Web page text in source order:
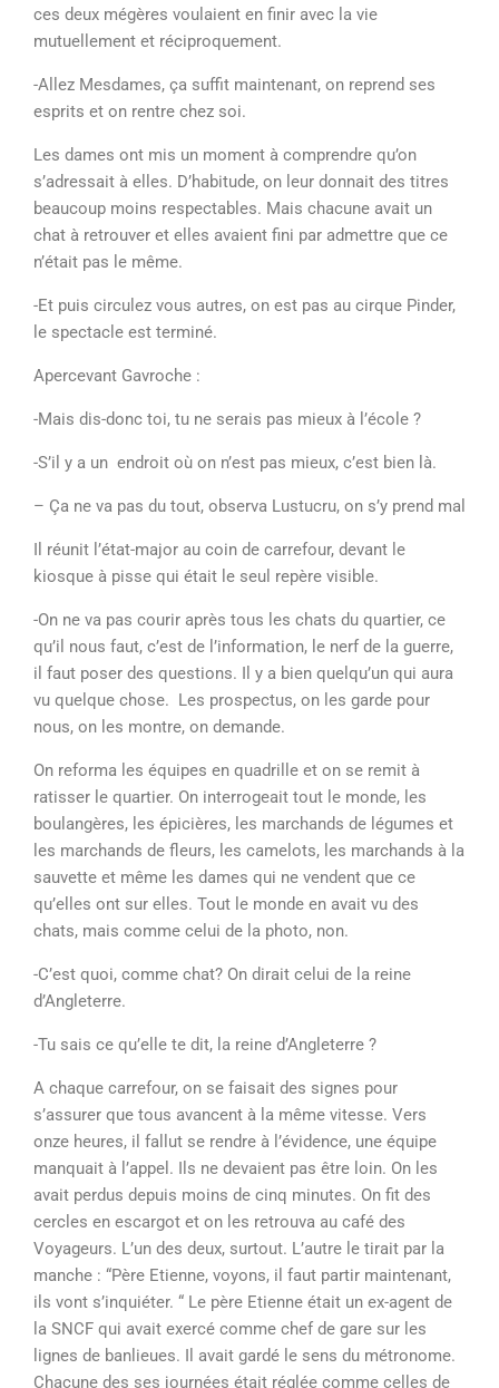
ces deux mégères voulaient en finir avec la vie
mutuellement et réciproquement.
-Allez Mesdames, ça suffit maintenant, on reprend ses
esprits et on rentre chez soi.
Les dames ont mis un moment à comprendre qu’on
s’adressait à elles. D’habitude, on leur donnait des titres
beaucoup moins respectables. Mais chacune avait un
chat à retrouver et elles avaient fini par admettre que ce
n’était pas le même.
-Et puis circulez vous autres, on est pas au cirque Pinder,
le spectacle est terminé.
Apercevant Gavroche :
-Mais dis-donc toi, tu ne serais pas mieux à l’école ?
-S’il y a un endroit où on n’est pas mieux, c’est bien là.
– Ça ne va pas du tout, observa Lustucru, on s’y prend mal
Il réunit l’état-major au coin de carrefour, devant le
kiosque à pisse qui était le seul repère visible.
-On ne va pas courir après tous les chats du quartier, ce
qu’il nous faut, c’est de l’information, le nerf de la guerre,
il faut poser des questions. Il y a bien quelqu’un qui aura
vu quelque chose. Les prospectus, on les garde pour
nous, on les montre, on demande.
On reforma les équipes en quadrille et on se remit à
ratisser le quartier. On interrogeait tout le monde, les
boulangères, les épicières, les marchands de légumes et
les marchands de fleurs, les camelots, les marchands à la
sauvette et même les dames qui ne vendent que ce
qu’elles ont sur elles. Tout le monde en avait vu des
chats, mais comme celui de la photo, non.
-C’est quoi, comme chat? On dirait celui de la reine
d’Angleterre.
-Tu sais ce qu’elle te dit, la reine d’Angleterre ?
A chaque carrefour, on se faisait des signes pour
s’assurer que tous avancent à la même vitesse. Vers
onze heures, il fallut se rendre à l’évidence, une équipe
manquait à l’appel. Ils ne devaient pas être loin. On les
avait perdus depuis moins de cinq minutes. On fit des
cercles en escargot et on les retrouva au café des
Voyageurs. L’un des deux, surtout. L’autre le tirait par la
manche : “Père Etienne, voyons, il faut partir maintenant,
ils vont s’inquiéter. “ Le père Etienne était un ex-agent de
la SNCF qui avait exercé comme chef de gare sur les
lignes de banlieues. Il avait gardé le sens du métronome.
Chacune des ses journées était réglée comme celles de